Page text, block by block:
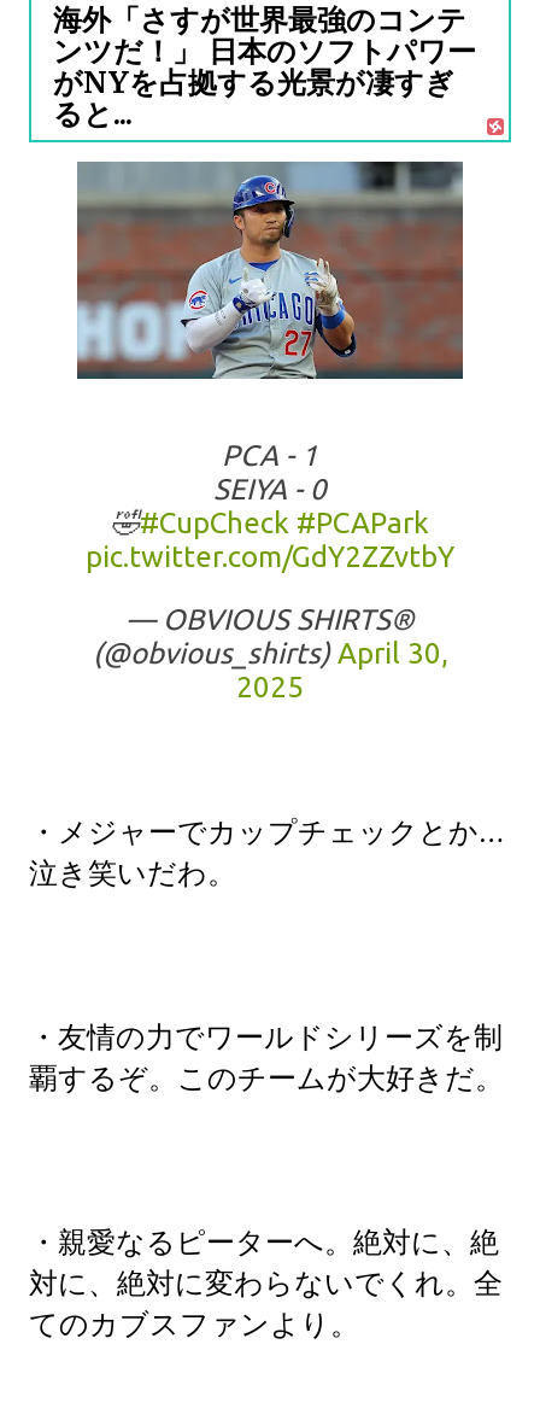
海外「さすが世界最強のコンテ
ンツだ！」 日本のソフトパワー
がNYを占拠する光景が凄すぎ
ると...
PCA - 1
SEIYA - 0
🤣#CupCheck #PCAPark
pic.twitter.com/GdY2ZZvtbY
— OBVIOUS SHIRTS®
(@obvious_shirts)April 30,
2025
・メジャーでカップチェックとか…
泣き笑いだわ。
・友情の力でワールドシリーズを制
覇するぞ。このチームが大好きだ。
・親愛なるピーターへ。絶対に、絶
対に、絶対に変わらないでくれ。全
てのカブスファンより。